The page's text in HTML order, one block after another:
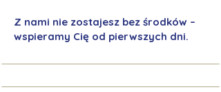
Z nami nie zostajesz bez środków –
wspieramy Cię od pierwszych dni.